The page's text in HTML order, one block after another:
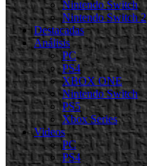
Nintendo Switch
Nintendo Switch 2
Destacadas
Análisis
PC
PS4
XBOX ONE
Nintendo Switch
PS5
Xbox Series
Videos
PC
PS4